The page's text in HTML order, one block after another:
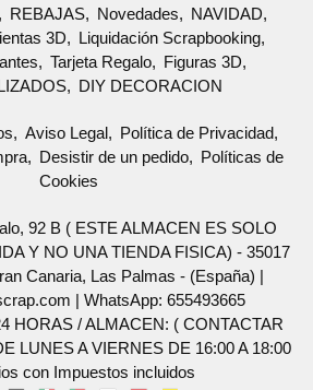
REBAJAS Novedades
NAVIDAD
3D
Liquidación Scrapbooking
Tarjeta Regalo
Figuras 3D
DIY DECORACION
Aviso Legal
Política de Privacidad
Desistir de un pedido
Políticas de
Cookies
92 B ( ESTE ALMACEN ES SOLO
Y NO UNA TIENDA FISICA) - 35017
Canaria, Las Palmas - (España) |
| WhatsApp: 655493665
HORAS / ALMACEN: ( CONTACTAR
LUNES A VIERNES DE 16:00 A 18:00
con Impuestos incluidos